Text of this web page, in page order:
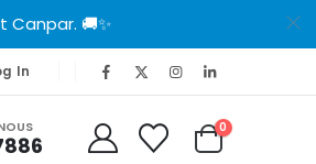
🚚✨
In
0